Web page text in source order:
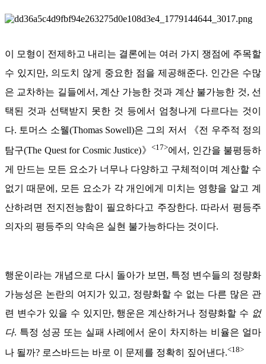
이 모형이 전제하고 내리는 결론에는 여러 가지 쟁점에 주목할
수 있지만, 의도치 않게 중요한 점을 제공해준다. 인간은 수많
은 교차하는 길들에서, 계산 가능한 것과 계산 불가능한 것, 선
택된 것과 선택받지 못한 것 등에서 엄청나게 다르다는 것이
다. 토머스 소웰(Thomas Sowell)은 그의 저서 《전 우주적 정의
탐구(The Quest for Cosmic Justice)》 <17>에서, 인간을 불평등하
게 만드는 모든 요소가 너무나 다양하고 구체적이며 계산할 수
없기 때문에, 모든 요소가 각 개인에게 미치는 영향을 알고 계
산하려면 전지전능함이 필요하다고 주장한다. 따라서 평등주
의자의 평등주의 약속은 실현 불가능하다는 것이다.
행운이라는 개념으로 다시 돌아가 보면, 특정 변수들의 정량화
가능성은 논란의 여지가 있고, 정량화할 수 없는 다른 많은 관
련 변수가 있을 수 있지만, 행운은 계산하거나 정량화할 수 없
다. 특정 성공 또는 실패 사례에서 운이 차지하는 비율은 얼마
나 될까? 로스바드는 바로 이 문제를 정확히 짚어낸다.<18>